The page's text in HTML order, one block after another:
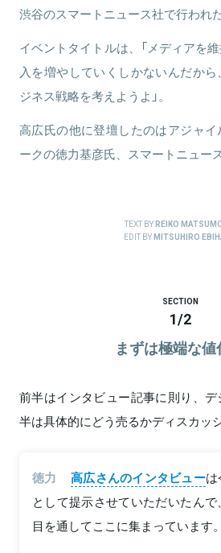
渋谷のスマートニュース社で行われた
イベントタイトルは、「メディアを
入を増やしていくしかないんだか
ジネス戦略を考えようよ」。
高広氏の他に登壇したのはアジャ
ークの徳力基彦氏、スマートニュー
TEXT BYREIKO
EDIT BYMITSUHIRO
SECTION
1/2
まずは極端な値
前半はインタビュー記事に則り、
半は具体的にどう売るかディスカッ
徳力 高広さんのインタビューは
として提示させていただいたん
目を通してここに集まっています。